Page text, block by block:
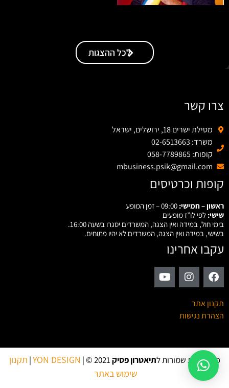
לכל ההצגות
צרו קשר
מסילת ישרים 18, ירושלים, ישראל
משרד: 02-6513663
קופות: 058-7789865
mbusiness.psik@gmail.com
קופות וכרטיסים
ראשון – חמישי:
שישי: לפי לו”ז מופעים
בימי חול, במידה ואין הצגה, המשרדים יסגרו בשעה 16:00.
בשישי, במידה ואין הצגה, המשרדים לא יהיו פתוחים.
עקבו אחרינו
תקנון אתר
הצהרת נגישות
כל הזכויות שמורות לתיאטרון פסיק YON DESIGN
| תקנון
שימוש באתר